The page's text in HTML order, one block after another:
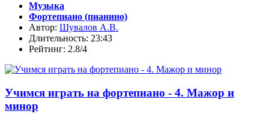
Музыка
Фортепиано (пианино)
Автор: Шувалов А.В.
Длительность: 23:43
Рейтинг: 2.8/4
Учимся играть на фортепиано - 4. Мажор и
минор